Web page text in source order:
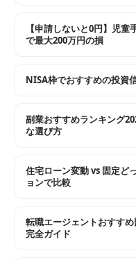
【申請しないと0円】児
で最大200万円の損
NISA枠でおすすめの投資
副業おすすめランキング
な選び方
住宅ローン変動 vs 固定ど
ョンで比較
転職エージェントおすす
完全ガイド